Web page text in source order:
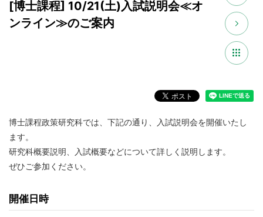
[博士課程] 10/21(土)入試説明会≪オ
ンライン≫のご案内
博士課程政策研究科では、下記の通り、入試説明会を開催いたし
ます。
研究科概要説明、入試概要などについて詳しく説明します。
ぜひご参加ください。
開催日時